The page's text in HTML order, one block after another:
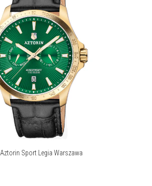
Aztorin Sport Legia Warszawa